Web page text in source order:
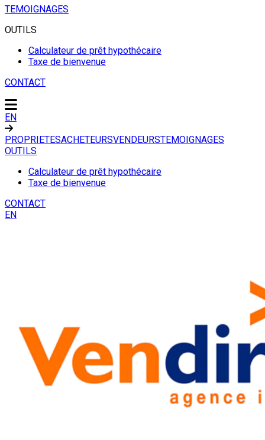
TEMOIGNAGES
OUTILS
Calculateur de prêt hypothécaire
Taxe de bienvenue
CONTACT
EN
PROPRIETESACHETEURSVENDEURSTEMOIGNAGES
OUTILS
Calculateur de prêt hypothécaire
Taxe de bienvenue
CONTACT
EN